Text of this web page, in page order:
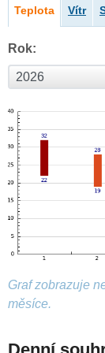
Teplota Vítr
Rok:
Graf zobrazuje
měsíce.